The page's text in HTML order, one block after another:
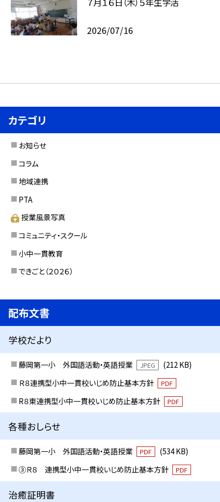
2026/07/16
カテゴリ
お知らせ
コラム
地域連携
PTA
授業風景写真
コミュニティ・スクール
小中一貫教育
できごと（２０２６）
配布文書
学校だより
藤岡第一小 外国語活動・英語授業 JPEG
(212 KB)
Ｒ８連携型小中一貫校いじめ防止基本方針
PDF
R８東連携型小中一貫校いじめ防止基本方針 PDF
各種おしらせ
藤岡第一小 外国語活動・英語授業 PDF
(534 KB)
③Ｒ８ 連携型小中一貫校いじめ防止基本方針
PDF
治癒証明書